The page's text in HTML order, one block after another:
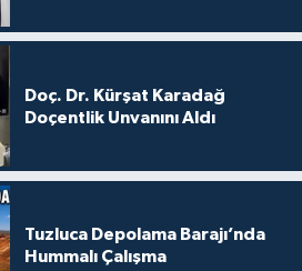
Doç. Dr. Kürşat Karadağ
Doçentlik Unvanını Aldı
Tuzluca Depolama Barajı’nda
Hummalı Çalışma